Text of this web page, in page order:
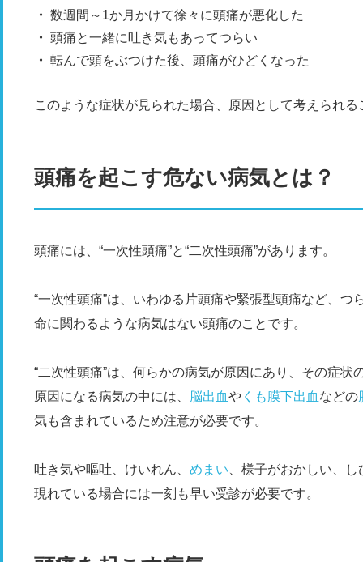
数週間～1か月かけて徐々に頭痛が悪化した
頭痛と一緒に吐き気もあってつらい
転んで頭をぶつけた後、頭痛がひどくなった
このような症状が見られた場合、原因として考えられ
頭痛を起こす危ない病気とは？
頭痛には、“一次性頭痛”と“二次性頭痛”があります。
“一次性頭痛”は、いわゆる片頭痛や緊張型頭痛など、
命に関わるような病気はない頭痛のことです。
“二次性頭痛”は、何らかの病気が原因にあり、その症
原因になる病気の中には、
脳出血や くも膜下出血 などの
気も含まれているため注意が必要です。
吐き気や嘔吐、けいれん、 めまい 、様子がおかしい、
現れている場合には一刻も早い受診が必要です。